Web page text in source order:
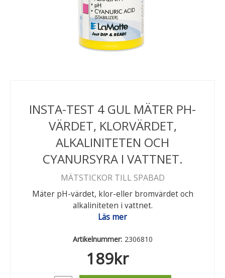
INSTA-TEST 4 GUL MÄTER PH-
VÄRDET, KLORVÄRDET,
ALKALINITETEN OCH
CYANURSYRA I VATTNET.
MÄTSTICKOR TILL SPABAD
Mäter pH-värdet, klor-eller bromvärdet och
alkaliniteten i vattnet.
Läs mer
Artikelnummer: 2306810
189kr